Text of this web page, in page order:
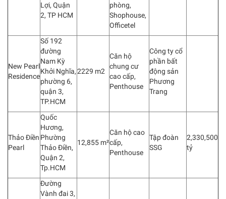
Lợi, Quận
2, TP HCM
phòng,
Shophouse,
Officetel
New Pearl
Residence
Số 192
đường
Nam Kỳ
Khởi Nghĩa,
phường 6,
quận 3,
TP.HCM
2229 m2
Căn hộ
chung cư
cao cấp,
Penthouse
Công ty cổ
phần bất
động sản
Phương
Trang
Thảo Điền
Pearl
Quốc
Hương,
Phường
Thảo Điền,
Quận 2,
Tp.HCM
12,855 m²
Căn hộ cao
cấp,
Penthouse
Tập đoàn
SSG
2,330,500
tỷ
Đường
Vành đai 3,